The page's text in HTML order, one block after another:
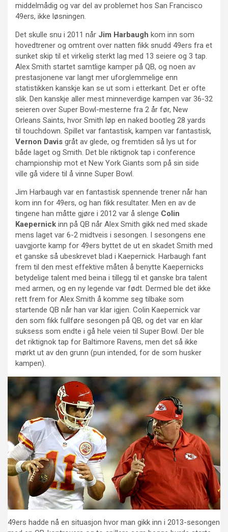
middelmådig og var del av problemet hos San Francisco
49ers, ikke løsningen.
Det skulle snu i 2011 når Jim Harbaugh kom inn som
hovedtrener og omtrent over natten fikk snudd 49ers fra et
sunket skip til et virkelig sterkt lag med 13 seiere og 3 tap.
Alex Smith startet samtlige kamper på QB, og noen av
prestasjonene var langt mer uforglemmelige enn
statistikken kanskje kan se ut som i etterkant. Det er ofte
slik. Den kanskje aller mest minneverdige kampen var 36-32
seieren over Super Bowl-mesterne fra 2 år før, New
Orleans Saints, hvor Smith løp en naked bootleg 28 yards
til touchdown. Spillet var fantastisk, kampen var fantastisk,
Vernon Davis gråt av glede, og fremtiden så lys ut for
både laget og Smith. Det ble riktignok tap i conference
championship mot et New York Giants som på sin side
ville gå videre til å vinne Super Bowl.
Jim Harbaugh var en fantastisk spennende trener når han
kom inn for 49ers, og han fikk resultater. Men en av de
tingene han måtte gjøre i 2012 var å slenge Colin
Kaepernick inn på QB når Alex Smith gikk ned med skade
mens laget var 6-2 midtveis i sesongen. I sesongens ene
uavgjorte kamp for 49ers byttet de ut en skadet Smith med
et ganske så ubeskrevet blad i Kaepernick. Harbaugh fant
frem til den mest effektive måten å benytte Kaepernicks
betydelige talent med beina i tillegg til et ganske bra talent
med armen, og en ny legende var født. Dermed ble det ikke
rett frem for Alex Smith å komme seg tilbake som
startende QB når han var klar igjen. Colin Kaepernick var
den som fikk fullføre sesongen på QB, og det var en klar
suksess som endte i gå hele veien til Super Bowl. Der ble
det riktignok tap for Baltimore Ravens, men det så ikke
mørkt ut av den grunn (pun intended, for de som husker
kampen).
49ers hadde nå en situasjon hvor man gikk inn i 2013-sesongen